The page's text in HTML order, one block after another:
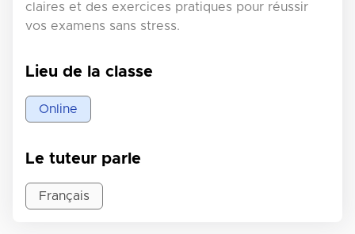
claires et des exercices pratiques pour réussir
vos examens sans stress.
Lieu de la classe
Online
Le tuteur parle
Français